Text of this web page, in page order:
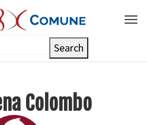
Colombo